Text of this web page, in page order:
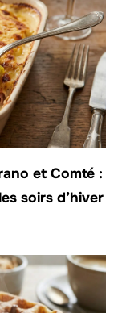
et Comté :
soirs d’hiver